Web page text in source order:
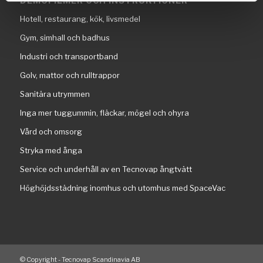
Hotell, restaurang, kök, livsmedel
Gym, simhall och badhus
Industri och transportband
Golv, mattor och rulltrappor
Sanitära utrymmen
Inga mer tuggummin, fläckar, mögel och ohyra
Vård och omsorg
Stryka med ånga
Service och underhåll av en Tecnovap ångtvätt
Höghöjdsstädning inomhus och utomhus med SpaceVac
© Copyright - Tecnovap Scandinavia AB